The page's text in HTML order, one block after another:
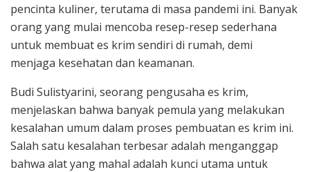
pencinta kuliner, terutama di masa pandemi ini. Banyak
orang yang mulai mencoba resep-resep sederhana
untuk membuat es krim sendiri di rumah, demi
menjaga kesehatan dan keamanan.
Budi Sulistyarini, seorang pengusaha es krim,
menjelaskan bahwa banyak pemula yang melakukan
kesalahan umum dalam proses pembuatan es krim ini.
Salah satu kesalahan terbesar adalah menganggap
bahwa alat yang mahal adalah kunci utama untuk